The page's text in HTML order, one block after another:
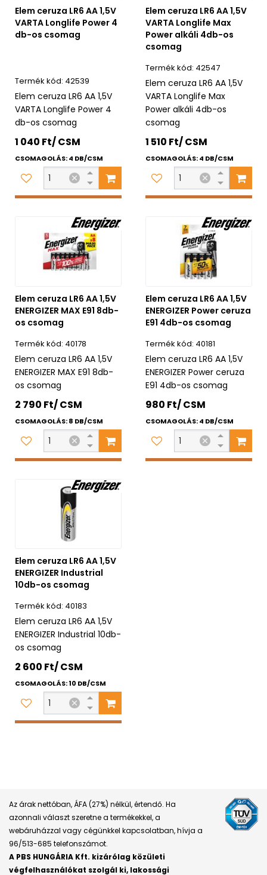
Elem ceruza LR6 AA 1,5V
VARTA Longlife Power 4
db-os csomag
42539
Elem ceruza LR6 AA 1,5V
VARTA Longlife Power 4
db-os csomag
1 040 Ft/ CSM
CSOMAGOLÁS: 4 DB/CSM
Elem ceruza LR6 AA 1,5V
VARTA Longlife Max
Power alkáli 4db-os
csomag
42547
Elem ceruza LR6 AA 1,5V
VARTA Longlife Max
Power alkáli 4db-os
csomag
1 510 Ft/ CSM
CSOMAGOLÁS: 4 DB/CSM
Elem ceruza LR6 AA 1,5V
ENERGIZER MAX E91 8db-
os csomag
40178
Elem ceruza LR6 AA 1,5V
ENERGIZER MAX E91 8db-
os csomag
2 790 Ft/ CSM
CSOMAGOLÁS: 8 DB/CSM
Elem ceruza LR6 AA 1,5V
ENERGIZER Power ceruza
E91 4db-os csomag
40181
Elem ceruza LR6 AA 1,5V
ENERGIZER Power ceruza
E91 4db-os csomag
980 Ft/ CSM
CSOMAGOLÁS: 4 DB/CSM
Elem ceruza LR6 AA 1,5V
ENERGIZER Industrial
10db-os csomag
40183
Elem ceruza LR6 AA 1,5V
ENERGIZER Industrial 10db-
os csomag
2 600 Ft/ CSM
CSOMAGOLÁS: 10 DB/CSM
Az árak nettóban, ÁFA (27%) nélkül, értendő. Ha
azonnali választ szeretne a termékekkel, a
webáruházzal vagy cégünkkel kapcsolatban, hívja a
96/513-685 telefonszámot.
A PBS HUNGÁRIA Kft. kizárólag közületi
végfelhasználókat szolgál ki, lakossági